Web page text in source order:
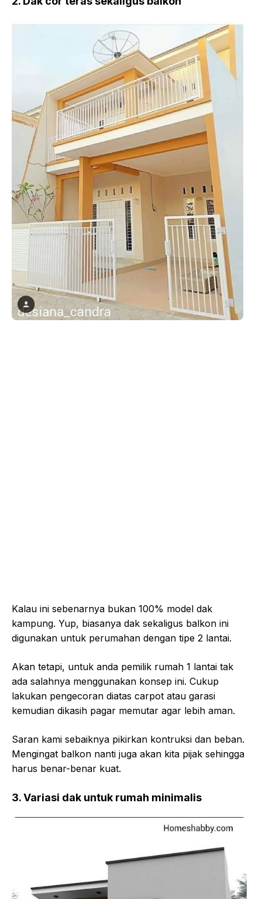
Kalau ini sebenarnya bukan 100% model dak
kampung. Yup, biasanya dak sekaligus balkon ini
digunakan untuk perumahan dengan tipe 2 lantai.
Akan tetapi, untuk anda pemilik rumah 1 lantai tak
ada salahnya menggunakan konsep ini. Cukup
lakukan pengecoran diatas carpot atau garasi
kemudian dikasih pagar memutar agar lebih aman.
Saran kami sebaiknya pikirkan kontruksi dan beban.
Mengingat balkon nanti juga akan kita pijak sehingga
harus benar-benar kuat.
3. Variasi dak untuk rumah minimalis